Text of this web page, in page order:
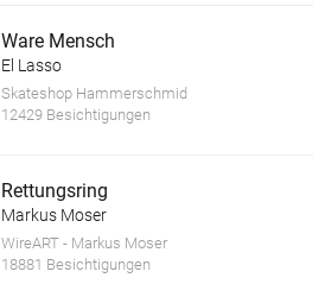
Ware Mensch
El Lasso
Skateshop Hammerschmid
12429 Besichtigungen
Rettungsring
Markus Moser
WireART - Markus Moser
18881 Besichtigungen